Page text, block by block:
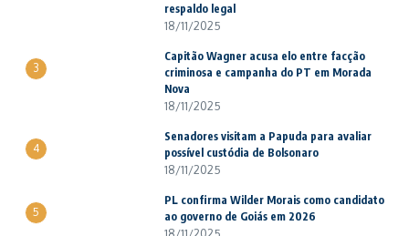
respaldo legal
18/11/2025
3
Capitão Wagner acusa elo entre facção
criminosa e campanha do PT em Morada
Nova
18/11/2025
4
Senadores visitam a Papuda para avaliar
possível custódia de Bolsonaro
18/11/2025
5
PL confirma Wilder Morais como candidato
ao governo de Goiás em 2026